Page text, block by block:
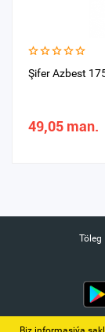
Şifer Azbest
49,05 man.
Töleg